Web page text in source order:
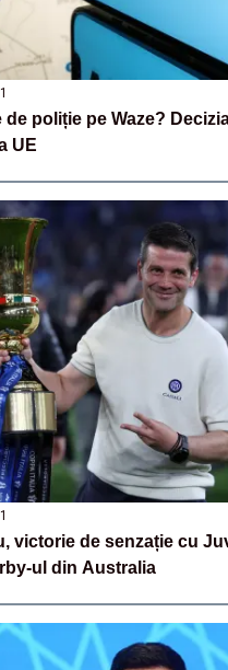
de poliție pe Waze?
UE
victorie de senzație cu
ul din Australia